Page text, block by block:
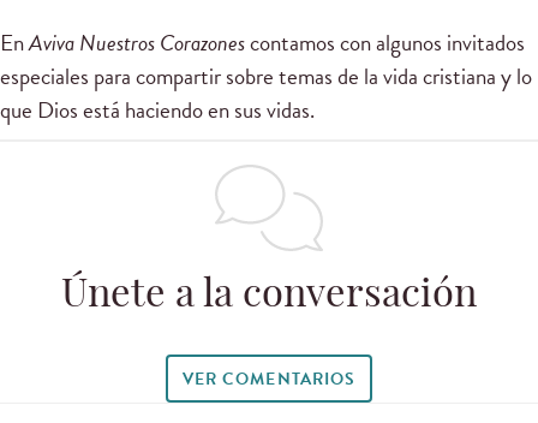
EnAviva Nuestros Corazonescontamos con algunos invitados
especiales para compartir sobre temas de la vida cristiana y lo
que Dios está haciendo en sus vidas.
Únete a la conversación
VER COMENTARIOS